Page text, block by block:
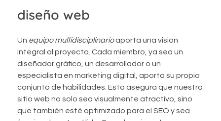
diseño web
Un equipo multidisciplinarioaporta una visión
integral al proyecto. Cada miembro, ya sea un
diseñador gráfico, un desarrollador o un
especialista en marketing digital, aporta su propio
conjunto de habilidades. Esto asegura que nuestro
sitio web no solo sea visualmente atractivo, sino
que también esté optimizado para el SEO y sea